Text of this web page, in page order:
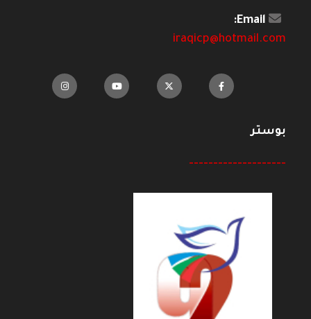
Email:
iraqicp@hotmail.com
بوستر
--------------------